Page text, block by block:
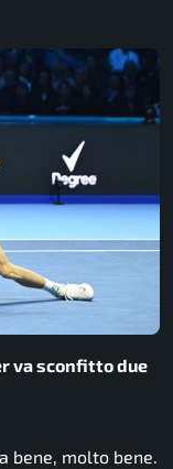
va sconfitto due
bene, molto bene.